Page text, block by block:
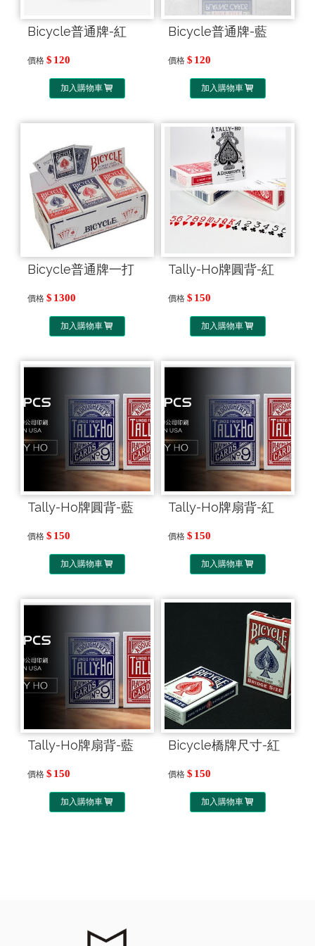
Bicycle普通牌-紅
價格 120
加入購物車
Bicycle普通牌-藍
價格 120
加入購物車
Bicycle普通牌一打
價格 1300
加入購物車
Tally-Ho牌圓背-紅
價格 150
加入購物車
Tally-Ho牌圓背-藍
價格 150
加入購物車
Tally-Ho牌扇背-紅
價格 150
加入購物車
Tally-Ho牌扇背-藍
價格 150
加入購物車
Bicycle橋牌尺寸-紅
價格 150
加入購物車